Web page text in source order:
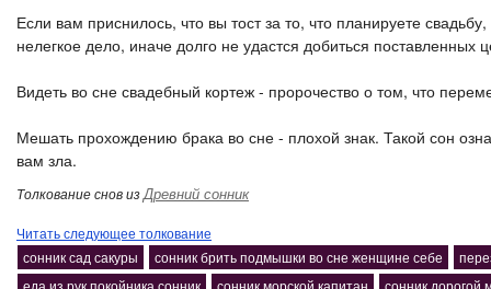
Если вам приснилось, что вы тост за то, что планируете
нелегкое дело, иначе долго не удастся добиться поставленных
Видеть во сне свадебный кортеж - пророчество о том, что
Мешать прохождению брака во сне - плохой знак. Такой сон
вам зла.
Толкование снов изДревний сонник
Читать следующее толкование
сонник сад сакуры
сонник брить подмышки во сне женщине себе
еда из рук покойника сонник
сонник морской капитан сонник дорогой